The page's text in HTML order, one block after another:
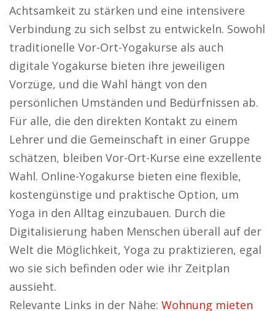
Achtsamkeit zu stärken und eine intensivere
Verbindung zu sich selbst zu entwickeln. Sowohl
traditionelle Vor-Ort-Yogakurse als auch
digitale Yogakurse bieten ihre jeweiligen
Vorzüge, und die Wahl hängt von den
persönlichen Umständen und Bedürfnissen ab.
Für alle, die den direkten Kontakt zu einem
Lehrer und die Gemeinschaft in einer Gruppe
schätzen, bleiben Vor-Ort-Kurse eine exzellente
Wahl. Online-Yogakurse bieten eine flexible,
kostengünstige und praktische Option, um
Yoga in den Alltag einzubauen. Durch die
Digitalisierung haben Menschen überall auf der
Welt die Möglichkeit, Yoga zu praktizieren, egal
wo sie sich befinden oder wie ihr Zeitplan
aussieht.
Relevante Links in der Nähe: Wohnung mieten